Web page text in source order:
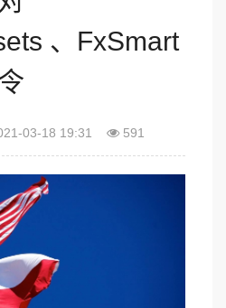
、FxSmart
03-18 19:31 591